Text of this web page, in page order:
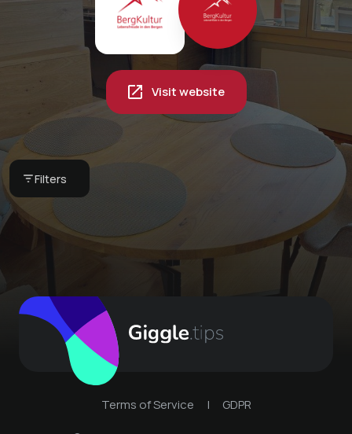
Visit website
Filters
Pyjama breakfast in
your vacation home -
our breakfast basket
CHF 75 -Bergkultur -
Ferienwohnungen
Globi set
Terms of Service |
GDPR